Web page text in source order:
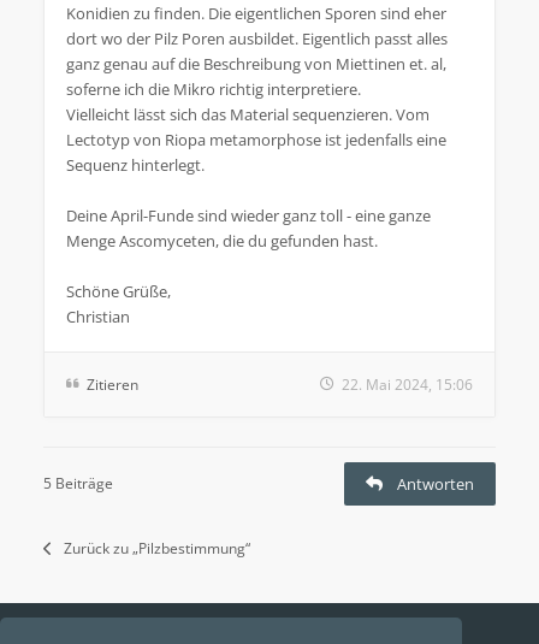
Konidien zu finden. Die eigentlichen Sporen sind eher
dort wo der Pilz Poren ausbildet. Eigentlich passt alles
ganz genau auf die Beschreibung von Miettinen et. al,
soferne ich die Mikro richtig interpretiere.
Vielleicht lässt sich das Material sequenzieren. Vom
Lectotyp von Riopa metamorphose ist jedenfalls eine
Sequenz hinterlegt.
Deine April-Funde sind wieder ganz toll - eine ganze
Menge Ascomyceten, die du gefunden hast.
Schöne Grüße,
Christian
Zitieren 22. Mai 2024, 15:06
5 Beiträge Antworten
Zurück zu „Pilzbestimmung“